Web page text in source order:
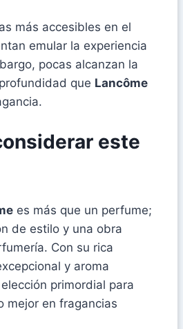
más accesibles en el
emular la experiencia
pocas alcanzan la
que Lancôme
este
es más que un perfume;
de estilo y una obra
Con su rica
y aroma
primordial para
mejor en fragancias